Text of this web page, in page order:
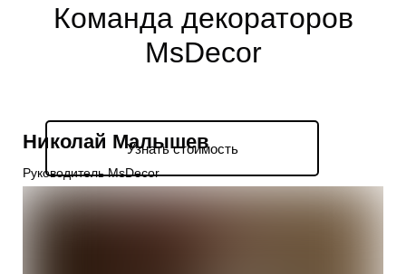
Узнать стоимость
Команда декораторов
MsDecor
Николай Малышев
Руководитель MsDecor